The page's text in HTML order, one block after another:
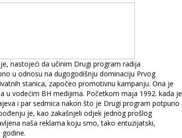
nastojeći da učinim Drugi program radija
u odnosu na dugogodišnju dominaciju Prvog
stanica, započeo promotivnu kampanju. Ona je
u vodećim BH medijima. Početkom maja 1992. kada je
i par sedmica nakon što je Drugi program potpuno
je, kao zakašnjeli odjek jednog prošlog
naša reklama koju smo, tako entuzijatski,